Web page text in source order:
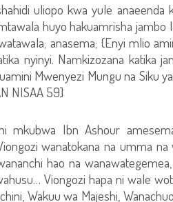
uliopo kwa yule
huyo hakuamrisha
anasema; {Enyi mlio
nyinyi. Namkizozana katika
Mwenyezi Mungu na Siku
NISAA 59]
mkubwa Ibn Ashour
wanatokana na umma
hao na
Viongozi hapa ni wale
Wakuu wa Majeshi,